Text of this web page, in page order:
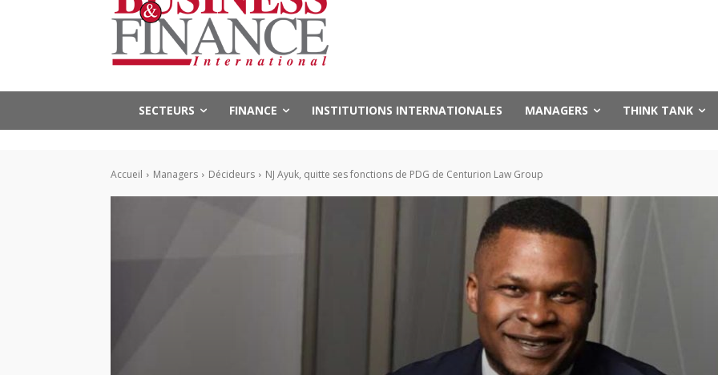
SECTEURS FINANCE INSTITUTIONS INTERNATIONALES MANAGERS THINK TANK
Accueil Managers Décideurs NJ Ayuk, quitte ses fonctions de PDG de Centurion Law Group